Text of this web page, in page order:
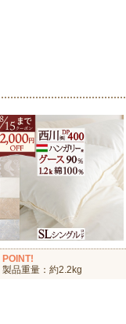
POINT!
製品重量：約2.2kg